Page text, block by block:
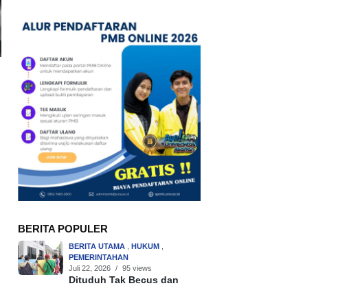
BERITA POPULER
BERITA UTAMA , HUKUM ,
PEMERINTAHAN
Juli 22, 2026
/ 95 views
Dituduh Tak Becus dan